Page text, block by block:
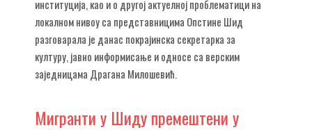
институција, као и о другој актуелној проблематици на
локалном нивоу са представницима Опстине Шид
разговарала је данас покрајинска секретарка за
културу, јавно информисање и односе са верским
заједницама Драгана Милошевић.
Мигрантиу Шиду премештени у